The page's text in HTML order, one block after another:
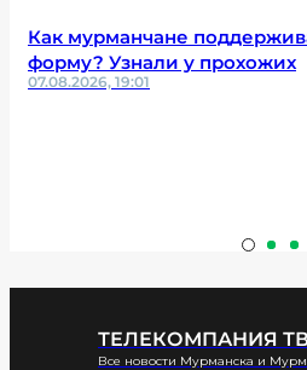
Как мурманчане
форму? Узнали у прохожих
07.08.2026, 19:01
ТЕЛЕКОМПАНИЯ
Все новости Мурманска и